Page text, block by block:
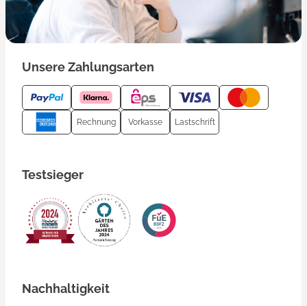
Unsere Zahlungsarten
Rechnung Vorkasse Lastschrift
Testsieger
Nachhaltigkeit